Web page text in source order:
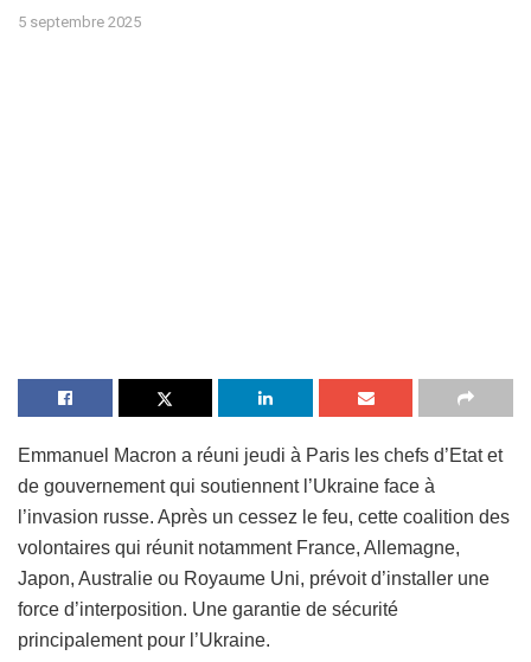
5 septembre 2025
Emmanuel Macron a réuni jeudi à Paris les chefs d’Etat et
de gouvernement qui soutiennent l’Ukraine face à
l’invasion russe. Après un cessez le feu, cette coalition des
volontaires qui réunit notamment France, Allemagne,
Japon, Australie ou Royaume Uni, prévoit d’installer une
force d’interposition. Une garantie de sécurité
principalement pour l’Ukraine.